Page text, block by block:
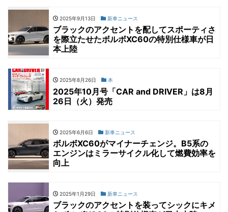
2025年9月13日 新車ニュース
ブラックのアクセントを配してスポーティさ
を際立たせたボルボXC60の特別仕様車が日
本上陸
2025年8月26日 本
2025年10月号「CAR and DRIVER」は8月
26日（火）発売
2025年6月6日 新車ニュース
ボルボXC60がマイナーチェンジ。B5系の
エンジンはミラーサイクル化して燃費効率を
向上
2025年1月29日 新車ニュース
ブラックのアクセントを装ってシックにキメ